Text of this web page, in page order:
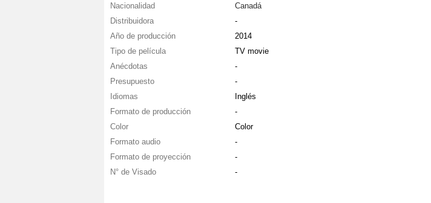
Nacionalidad
Canadá
Distribuidora
-
Año de producción
2014
Tipo de película
TV movie
Anécdotas
-
Presupuesto
-
Idiomas
Inglés
Formato de producción
-
Color
Color
Formato audio
-
Formato de proyección
-
N° de Visado
-